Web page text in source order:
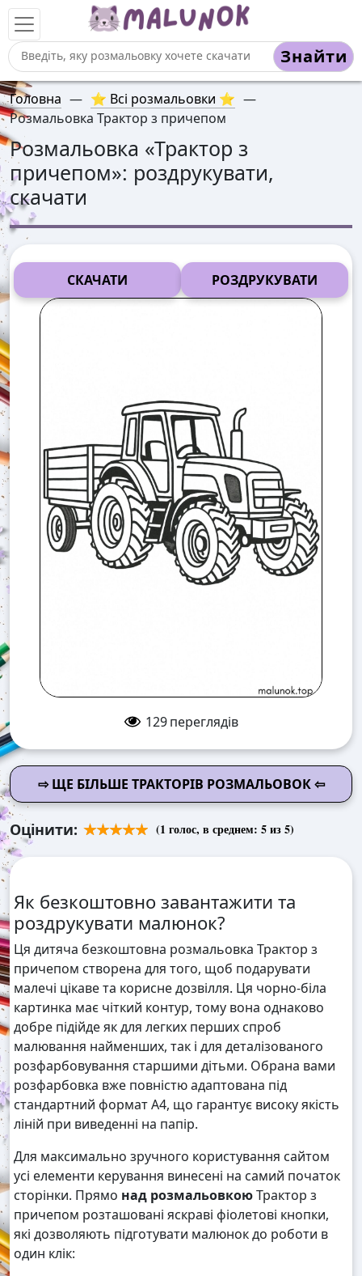
Знайти
Головна — ⭐ Всі розмальовки ⭐ —
Розмальовка Трактор з причепом
Розмальовка «Трактор з
причепом»: роздрукувати,
скачати
СКАЧАТИ РОЗДРУКУВАТИ
129 переглядів
⇨ ЩЕ БІЛЬШЕ ТРАКТОРІВ РОЗМАЛЬОВОК ⇦
Оцінити: (1 голос, в среднем: 5из 5)
Як безкоштовно завантажити та
роздрукувати малюнок?
Ця дитяча безкоштовна розмальовка Трактор з
причепом створена для того, щоб подарувати
малечі цікаве та корисне дозвілля. Ця чорно-біла
картинка має чіткий контур, тому вона однаково
добре підійде як для легких перших спроб
малювання найменших, так і для деталізованого
розфарбовування старшими дітьми. Обрана вами
розфарбовка вже повністю адаптована під
стандартний формат А4, що гарантує високу якість
ліній при виведенні на папір.
Для максимально зручного користування сайтом
усі елементи керування винесені на самий початок
сторінки. Прямо над розмальовкоюТрактор з
причепом розташовані яскраві фіолетові кнопки,
які дозволяють підготувати малюнок до роботи в
один клік: